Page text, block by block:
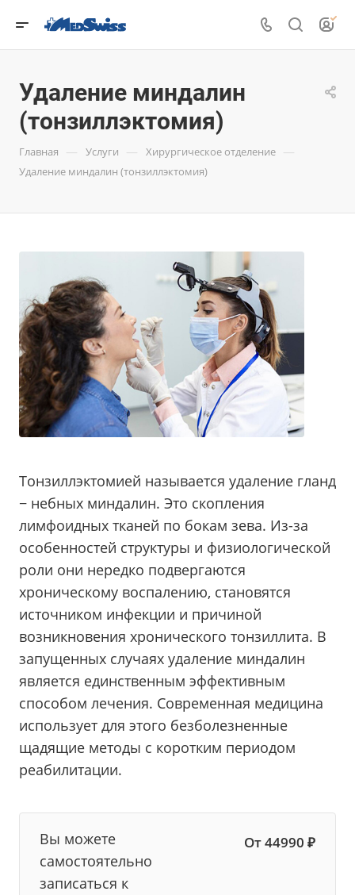
Удаление миндалин
(тонзиллэктомия)
Главная — Услуги — Хирургическое отделение —
Удаление миндалин (тонзиллэктомия)
Тонзиллэктомией называется удаление гланд
− небных миндалин. Это скопления
лимфоидных тканей по бокам зева. Из-за
особенностей структуры и физиологической
роли они нередко подвергаются
хроническому воспалению, становятся
источником инфекции и причиной
возникновения хронического тонзиллита. В
запущенных случаях удаление миндалин
является единственным эффективным
способом лечения. Современная медицина
использует для этого безболезненные
щадящие методы с коротким периодом
реабилитации.
Вы можете
самостоятельно
записаться к
От 44990 ₽